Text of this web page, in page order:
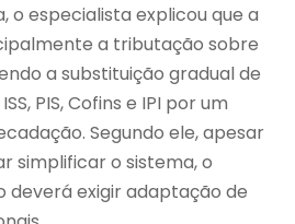
o especialista explicou que a
a tributação sobre
a substituição gradual de
PIS, Cofins e IPI por um
Segundo ele, apesar
simplificar o sistema, o
deverá exigir adaptação de